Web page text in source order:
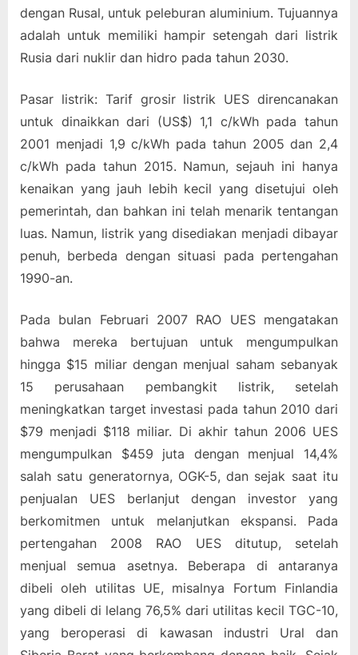
dengan Rusal, untuk peleburan aluminium. Tujuannya
adalah untuk memiliki hampir setengah dari listrik
Rusia dari nuklir dan hidro pada tahun 2030.
Pasar listrik: Tarif grosir listrik UES direncanakan
untuk dinaikkan dari (US$) 1,1 c/kWh pada tahun
2001 menjadi 1,9 c/kWh pada tahun 2005 dan 2,4
c/kWh pada tahun 2015. Namun, sejauh ini hanya
kenaikan yang jauh lebih kecil yang disetujui oleh
pemerintah, dan bahkan ini telah menarik tentangan
luas. Namun, listrik yang disediakan menjadi dibayar
penuh, berbeda dengan situasi pada pertengahan
1990-an.
Pada bulan Februari 2007 RAO UES mengatakan
bahwa mereka bertujuan untuk mengumpulkan
hingga $15 miliar dengan menjual saham sebanyak
15 perusahaan pembangkit listrik, setelah
meningkatkan target investasi pada tahun 2010 dari
$79 menjadi $118 miliar. Di akhir tahun 2006 UES
mengumpulkan $459 juta dengan menjual 14,4%
salah satu generatornya, OGK-5, dan sejak saat itu
penjualan UES berlanjut dengan investor yang
berkomitmen untuk melanjutkan ekspansi. Pada
pertengahan 2008 RAO UES ditutup, setelah
menjual semua asetnya. Beberapa di antaranya
dibeli oleh utilitas UE, misalnya Fortum Finlandia
yang dibeli di lelang 76,5% dari utilitas kecil TGC-10,
yang beroperasi di kawasan industri Ural dan